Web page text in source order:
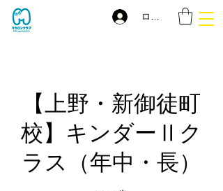
ログイン
【上野・新御徒町
校】キンダーⅡク
ラス（年中・長）